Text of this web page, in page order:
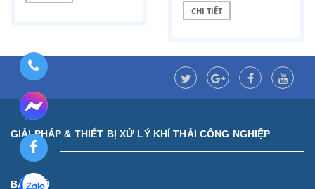
CHI TIẾT
GIẢI PHÁP & THIẾT BỊ XỬ LÝ KHÍ THẢI CÔNG NGHIỆP
BẢN ĐỒ